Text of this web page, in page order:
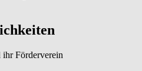
Förderverein